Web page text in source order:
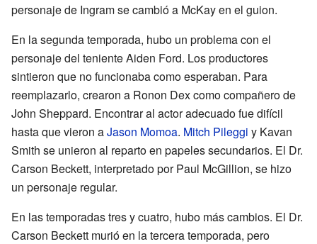
personaje de Ingram se cambió a McKay en el guion.
En la segunda temporada, hubo un problema con el
personaje del teniente Aiden Ford. Los productores
sintieron que no funcionaba como esperaban. Para
reemplazarlo, crearon a Ronon Dex como compañero de
John Sheppard. Encontrar al actor adecuado fue difícil
hasta que vieron aJason Momoa. Mitch Pileggi y Kavan
Smith se unieron al reparto en papeles secundarios. El Dr.
Carson Beckett, interpretado por Paul McGillion, se hizo
un personaje regular.
En las temporadas tres y cuatro, hubo más cambios. El Dr.
Carson Beckett murió en la tercera temporada, pero